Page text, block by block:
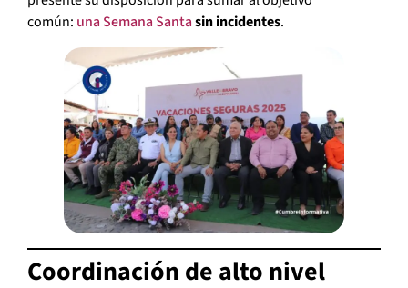
común: una Semana Santasin incidentes.
Coordinación de alto nivel